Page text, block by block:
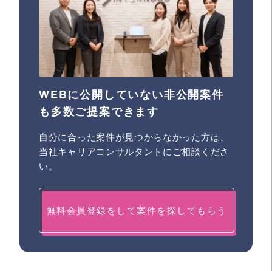
WEBに公開していない非公開案件
も多数ご提案できます
自分に合った案件が見つからなかった方は、
当社キャリアコンサルタントにご相談くださ
い。
無料会員登録をして案件を探してもらう